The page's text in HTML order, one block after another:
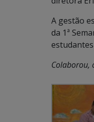
A gestão
da 1ª
Colaborou,